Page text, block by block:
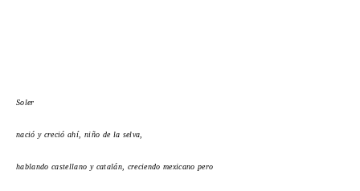
Soler
nació y creció ahí, niño de la selva,
hablando castellano y catalán, creciendo mexicano pero